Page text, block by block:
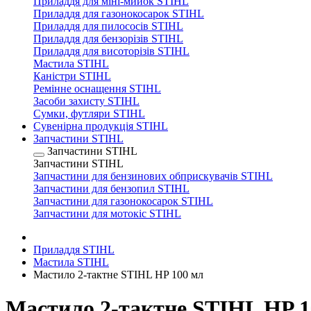
Приладдя для газонокосарок STIHL
Приладдя для пилососів STIHL
Приладдя для бензорізів STIHL
Приладдя для висоторізів STIHL
Мастила STIHL
Каністри STIHL
Ремінне оснащення STIHL
Засоби захисту STIHL
Сумки, футляри STIHL
Сувенірна продукція STIHL
Запчастини STIHL
Запчастини STIHL
Запчастини STIHL
Запчастини для бензинових обприскувачів STIHL
Запчастини для бензопил STIHL
Запчастини для газонокосарок STIHL
Запчастини для мотокіс STIHL
Приладдя STIHL
Мастила STIHL
Мастило 2-тактне STIHL HP 100 мл